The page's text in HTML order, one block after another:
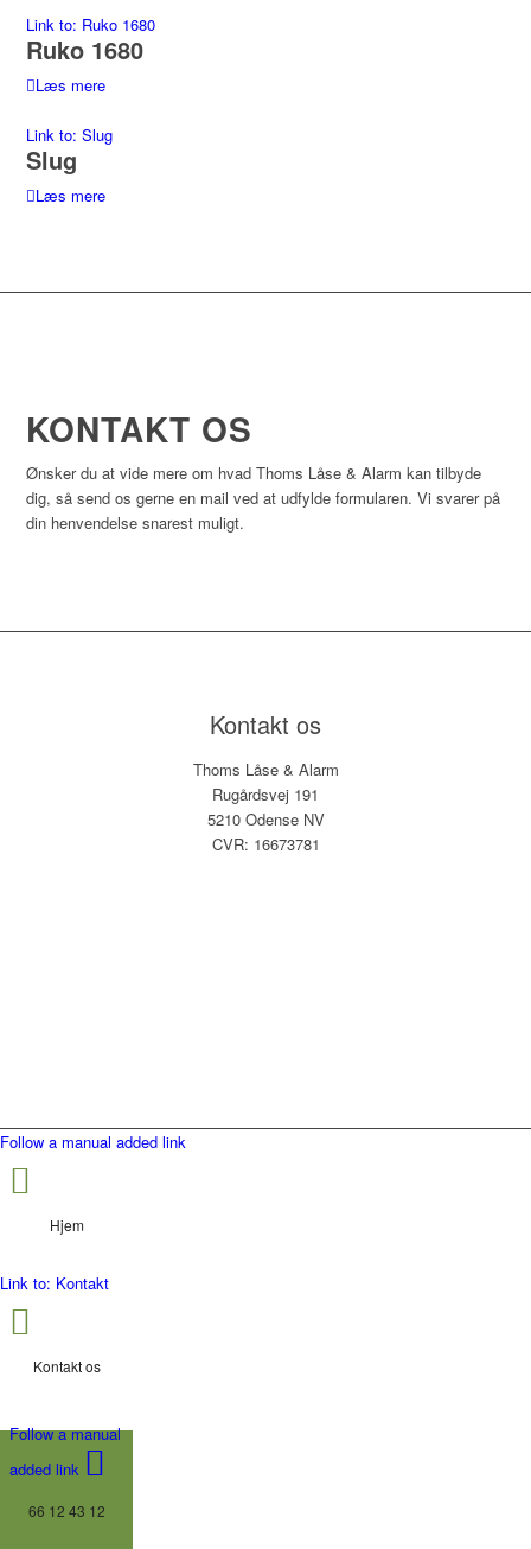
Link to: Ruko 1680
Ruko 1680
Læs mere
Link to: Slug
Slug
Læs mere
KONTAKT OS
Ønsker du at vide mere om hvad Thoms Låse & Alarm kan tilbyde
dig, så send os gerne en mail ved at udfylde formularen. Vi svarer på
din henvendelse snarest muligt.​
Kontakt os
Thoms Låse & Alarm
Rugårdsvej 191
5210 Odense NV
CVR: 16673781
Follow a manual added link
Hjem
Link to: Kontakt
Kontakt os
Follow a manual
added link
66 12 43 12